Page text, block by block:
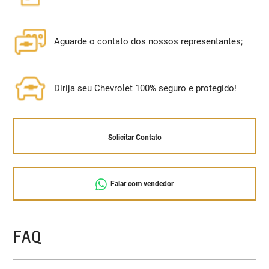
Aguarde o contato dos nossos representantes;
Dirija seu Chevrolet 100% seguro e protegido!
Solicitar Contato
Falar com vendedor
FAQ